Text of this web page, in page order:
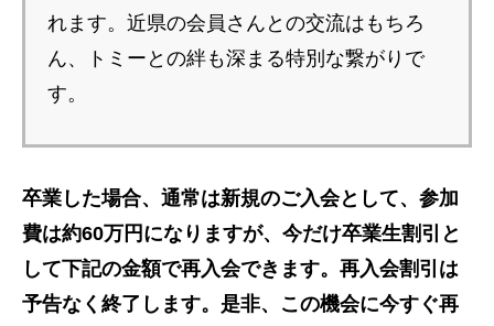
れます。近県の会員さんとの交流はもちろ
ん、トミーとの絆も深まる特別な繋がりで
す。
卒業した場合、通常は新規のご入会として、参加
費は約60万円になりますが、今だけ卒業生割引と
して下記の金額で再入会できます。再入会割引は
予告なく終了します。是非、この機会に今すぐ再